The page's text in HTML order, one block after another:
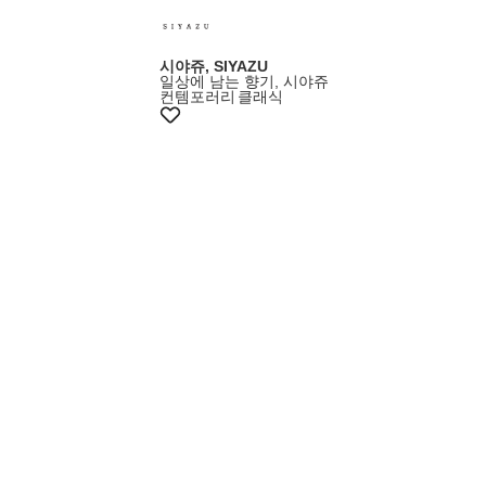
시야쥬, SIYAZU
일상에 남는 향기, 시야쥬
컨템포러리 클래식